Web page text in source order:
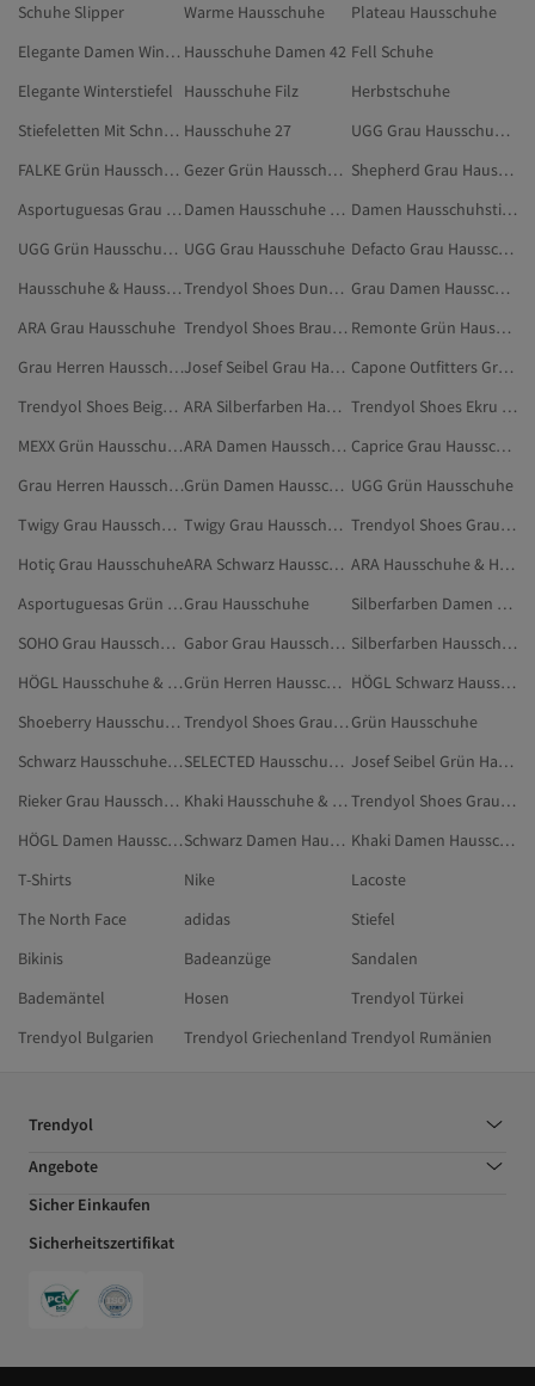
Schuhe Slipper
Warme Hausschuhe
Plateau Hausschuhe
Elegante Damen Winterschuhe Hausschuhe Damen 42 Fell Schuhe
Elegante Winterstiefel
Hausschuhe Filz
Herbstschuhe
Stiefeletten Mit Schnallen Hausschuhe 27
UGG Grau Hausschuhe & Hausstiefel
FALKE Grün Hausschuhe & Hausstiefel
Gezer Grün Hausschuhe & Hausstiefel
Shepherd Grau Hausschuhe & Hausstiefel
Asportuguesas Grau Hausschuhe & Hausstiefel
Damen Hausschuhe & Hausstiefel
Damen Hausschuhstiefel
UGG Grün Hausschuhe & Hausstiefel UGG Grau Hausschuhe
Defacto Grau Hausschuhe & Hausstiefel
Hausschuhe & Hausstiefel
Trendyol Shoes Dunkelblau Hausschuhe & Hausstiefel
Grau Damen Hausschuhe
ARA Grau Hausschuhe
Trendyol Shoes Braun Hausschuhe & Hausstiefel
Remonte Grün Hausschuhe & Hausstiefel
Grau Herren Hausschuhe & Hausstiefel
Josef Seibel Grau Hausschuhe & Hausstiefel
Capone Outfitters Grau Hausschuhe & Hausstiefel
Trendyol Shoes Beige Hausschuhe & Hausstiefel
ARA Silberfarben Hausschuhe & Hausstiefel
Trendyol Shoes Ekru Hausschuhe & Hausstiefel
MEXX Grün Hausschuhe & Hausstiefel
ARA Damen Hausschuhe & Hausstiefel
Caprice Grau Hausschuhe & Hausstiefel
Grau Herren Hausschuhstiefel
Grün Damen Hausschuhe UGG Grün Hausschuhe
Twigy Grau Hausschuhe & Hausstiefel
Twigy Grau Hausschuhstiefel
Trendyol Shoes Grau Kopftücher
Hotiç Grau Hausschuhe
ARA Schwarz Hausschuhe & Hausstiefel
ARA Hausschuhe & Hausstiefel
Asportuguesas Grün Hausschuhe & HausstiefelGrau Hausschuhe
Silberfarben Damen Hausschuhe & Hausstiefel
SOHO Grau Hausschuhe
Gabor Grau Hausschuhe & Hausstiefel
Silberfarben Hausschuhe & Hausstiefel
HÖGL Hausschuhe & Hausstiefel
Grün Herren Hausschuhe & Hausstiefel
HÖGL Schwarz Hausschuhe & Hausstiefel
Shoeberry Hausschuhe & Hausstiefel
Trendyol Shoes Grau Stiefel & Hohe Stiefel Grün Hausschuhe
Schwarz Hausschuhe & Hausstiefel
SELECTED Hausschuhe & Hausstiefel
Josef Seibel Grün Hausschuhe & Hausstiefel
Rieker Grau Hausschuhe
Khaki Hausschuhe & Hausstiefel
Trendyol Shoes Grau Pantoffel
HÖGL Damen Hausschuhe & Hausstiefel
Schwarz Damen Hausschuhe & Hausstiefel
Khaki Damen Hausschuhe & Hausstiefel
T-Shirts
Nike
Lacoste
The North Face
adidas
Stiefel
Bikinis
Badeanzüge
Sandalen
Bademäntel
Hosen
Trendyol Türkei
Trendyol Bulgarien
Trendyol Griechenland Trendyol Rumänien
Trendyol
Angebote
Sicher Einkaufen
Sicherheitszertifikat